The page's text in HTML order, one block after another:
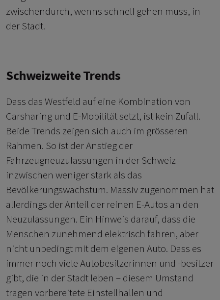
zwischendurch, wenns schnell gehen muss, in
der Stadt.
Schweizweite Trends
Dass das Westfeld auf eine Kombination von
Carsharing und E-Mobilität setzt, ist kein Zufall.
Beide Trends zeigen sich auch im grösseren
Rahmen. So ist der Anstieg der
Fahrzeugneuzulassungen in der Schweiz
inzwischen weniger stark als das
Bevölkerungswachstum. Massiv zugenommen hat
allerdings der Anteil der reinen E-Autos an den
Neuzulassungen. Ein Hinweis darauf, dass die
Menschen zunehmend elektrisch fahren, aber
nicht unbedingt mit dem eigenen Auto. Dass es
immer noch viele Autobesitzerinnen und -besitzer
gibt, die in der Stadt leben – diesem Umstand
tragen vorbereitete Einstellhallen und